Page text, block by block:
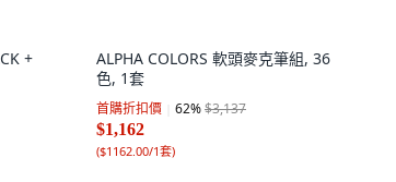
+
ALPHA COLORS 軟頭麥克筆組, 36
色, 1套
首購折扣價 62%$3,137
$1,162
($1162.00/1套)